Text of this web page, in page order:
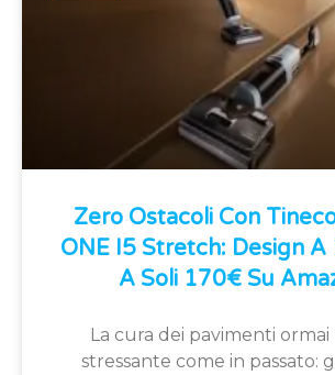
Zero Ostacoli Con
ONE I5 Stretch: Design A
A Soli 170€ Su
La cura dei pavimenti
stressante come in passato: